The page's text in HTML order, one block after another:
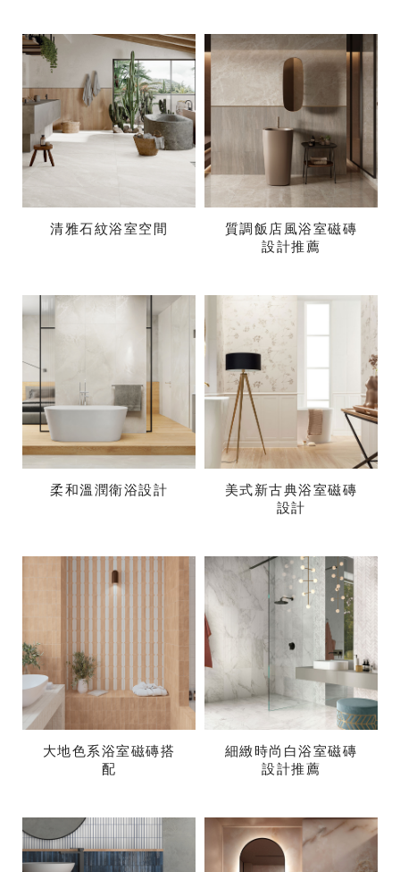
清雅石紋浴室空間
質調飯店風浴室磁磚
設計推薦
柔和溫潤衛浴設計
美式新古典浴室磁磚
設計
大地色系浴室磁磚搭
配
細緻時尚白浴室磁磚
設計推薦